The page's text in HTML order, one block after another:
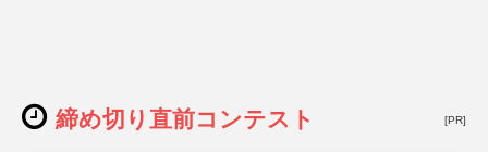
締め切り直前コンテスト [PR]